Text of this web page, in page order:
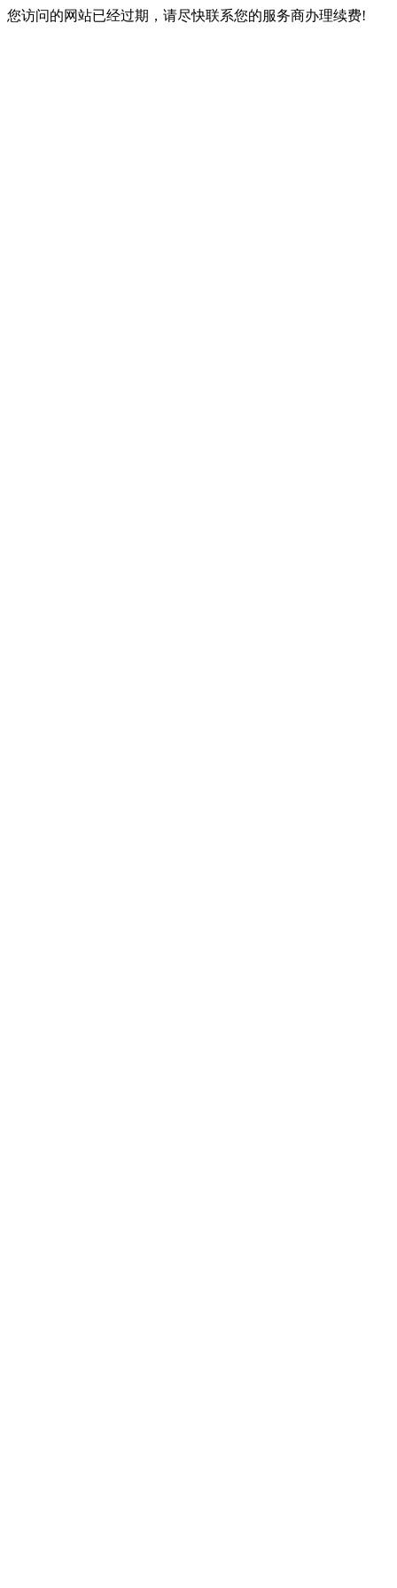
您访问的网站已经过期，请尽快联系您的服务商办理续费!